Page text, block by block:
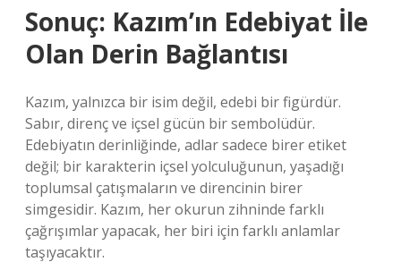
Sonuç: Kazım’ın Edebiyat İle
Olan Derin Bağlantısı
Kazım, yalnızca bir isim değil, edebi bir figürdür.
Sabır, direnç ve içsel gücün bir sembolüdür.
Edebiyatın derinliğinde, adlar sadece birer etiket
değil; bir karakterin içsel yolculuğunun, yaşadığı
toplumsal çatışmaların ve direncinin birer
simgesidir. Kazım, her okurun zihninde farklı
çağrışımlar yapacak, her biri için farklı anlamlar
taşıyacaktır.